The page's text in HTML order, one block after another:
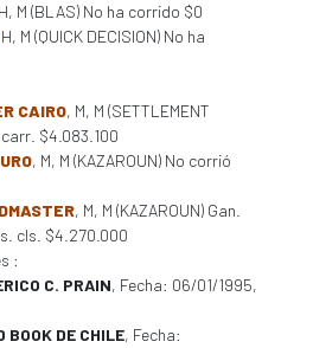
M (BLAS) No ha corrido $0
M (QUICK DECISION) No ha
CAIRO, M, M (SETTLEMENT
carr. $4.083.100
, M, M (KAZAROUN) No corrió
, M, M (KAZAROUN) Gan.
cls. $4.270.000
:
C. PRAIN, Fecha: 06/01/1995,
BOOK DE CHILE, Fecha: